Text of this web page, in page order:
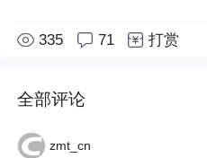
335 71 打赏
全部评论
zmt_cn